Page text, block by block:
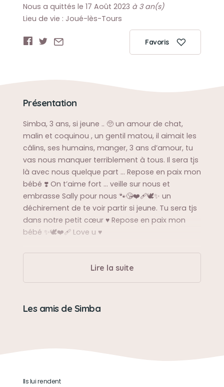
Nous a quittés le 17 Août 2023 à 3 an(s)
Lieu de vie : Joué-lès-Tours
Favoris
Présentation
Simba, 3 ans, si jeune .. 🥺 un amour de chat,
malin et coquinou , un gentil matou, il aimait les
câlins, ses humains, manger, 3 ans d’amour, tu
vas nous manquer terriblement à tous. Il sera tjs
là avec nous quelque part … Repose en paix mon
bébé ❣️ On t’aime fort … veille sur nous et
embrasse Sally pour nous 🐾😘❤️‍🩹🕊️✨ un
déchirement de te voir partir si jeune. Tu sera tjs
dans notre petit cœur ♥️ Repose en paix mon
bébé ✨🕊️❤️‍🩹 Love u ♥️
Courir après sa balle kinder
Gratter à la porte la nuit Déchirer le papier peint
Lire la suite
Les amis de Simba
Ils lui rendent